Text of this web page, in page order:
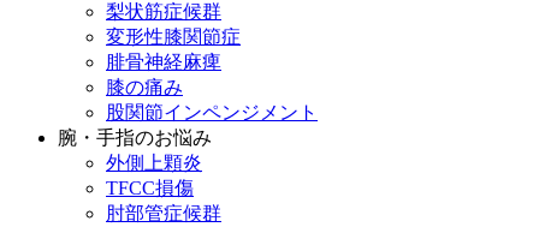
梨状筋症候群
変形性膝関節症
腓骨神経麻痺
膝の痛み
股関節インペンジメント
腕・手指のお悩み
外側上顆炎
TFCC損傷
肘部管症候群